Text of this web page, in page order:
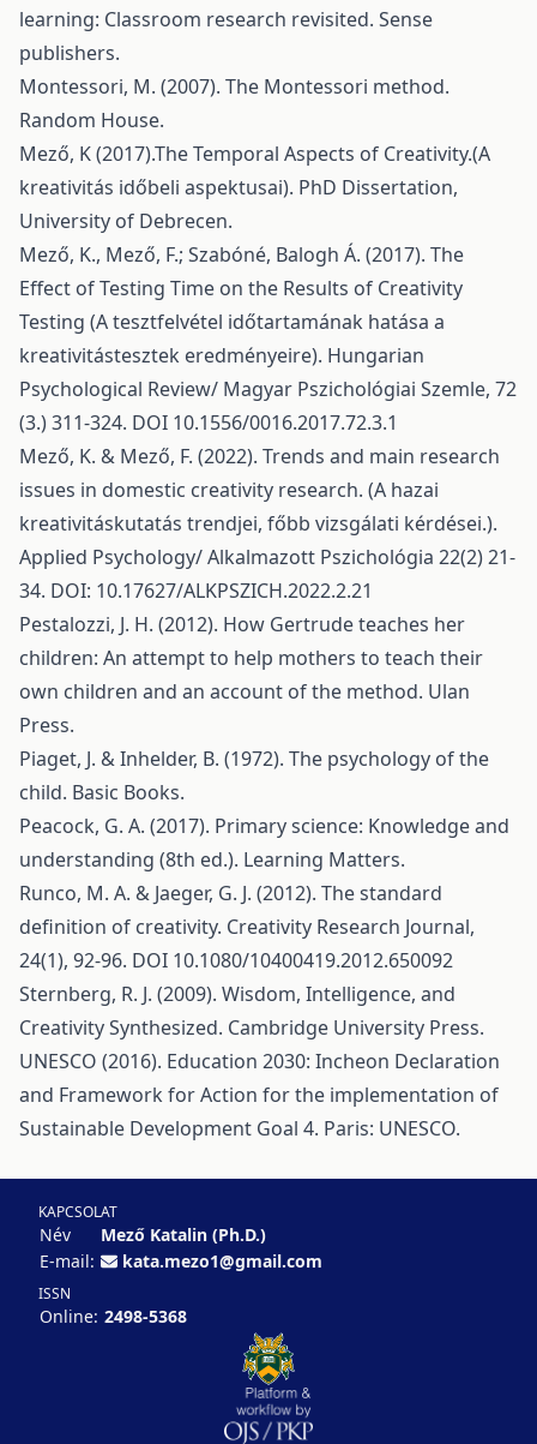
learning: Classroom research revisited. Sense
publishers.
Montessori, M. (2007). The Montessori method.
Random House.
Mező, K (2017).The Temporal Aspects of Creativity.(A
kreativitás időbeli aspektusai). PhD Dissertation,
University of Debrecen.
Mező, K., Mező, F.; Szabóné, Balogh Á. (2017). The
Effect of Testing Time on the Results of Creativity
Testing (A tesztfelvétel időtartamának hatása a
kreativitástesztek eredményeire). Hungarian
Psychological Review/ Magyar Pszichológiai Szemle, 72
(3.) 311-324. DOI 10.1556/0016.2017.72.3.1
Mező, K. & Mező, F. (2022). Trends and main research
issues in domestic creativity research. (A hazai
kreativitáskutatás trendjei, főbb vizsgálati kérdései.).
Applied Psychology/ Alkalmazott Pszichológia 22(2) 21-
34. DOI: 10.17627/ALKPSZICH.2022.2.21
Pestalozzi, J. H. (2012). How Gertrude teaches her
children: An attempt to help mothers to teach their
own children and an account of the method. Ulan
Press.
Piaget, J. & Inhelder, B. (1972). The psychology of the
child. Basic Books.
Peacock, G. A. (2017). Primary science: Knowledge and
understanding (8th ed.). Learning Matters.
Runco, M. A. & Jaeger, G. J. (2012). The standard
definition of creativity. Creativity Research Journal,
24(1), 92-96. DOI 10.1080/10400419.2012.650092
Sternberg, R. J. (2009). Wisdom, Intelligence, and
Creativity Synthesized. Cambridge University Press.
UNESCO (2016). Education 2030: Incheon Declaration
and Framework for Action for the implementation of
Sustainable Development Goal 4. Paris: UNESCO.
KAPCSOLAT
Név
Mező Katalin (Ph.D.)
E-mail:
kata.mezo1@gmail.com
ISSN
Online: 2498-5368